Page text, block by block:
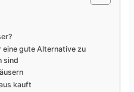
eine gute Alternative zu
sind
kauft